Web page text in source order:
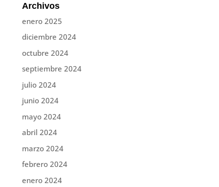
Archivos
enero 2025
diciembre 2024
octubre 2024
septiembre 2024
julio 2024
junio 2024
mayo 2024
abril 2024
marzo 2024
febrero 2024
enero 2024